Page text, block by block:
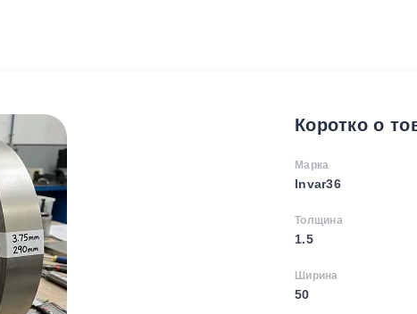
Коротко о
Марка
Invar36
Толщина
1.5
Ширина
50